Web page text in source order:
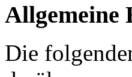
Allgemeine
Die